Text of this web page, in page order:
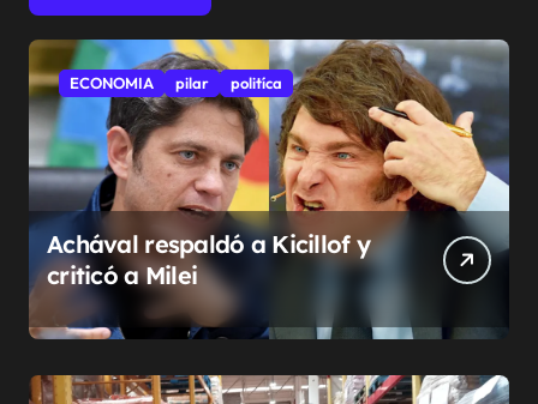
ECONOMIA pilar politíca
Achával respaldó a Kicillof y
criticó a Milei